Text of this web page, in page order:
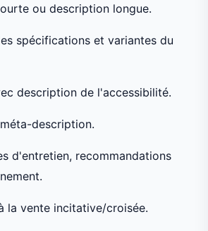
ou description longue.
spécifications et variantes du
description de l'accessibilité.
description.
d'entretien, recommandations
la vente incitative/croisée.